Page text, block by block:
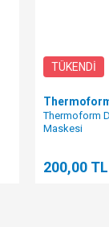
TÜKENDİ
Thermoform
Maskesi
200,00 TL